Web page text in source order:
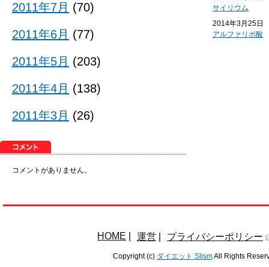
サイリウム
2014年3月25日
アルファリポ酸
2011年7月 (70)
2011年6月 (77)
2011年5月 (203)
2011年4月 (138)
2011年3月 (26)
コメントがありません。
HOME 運営 プライバシーポリシー
Copyright (c) ダイエット SlismAll Rights